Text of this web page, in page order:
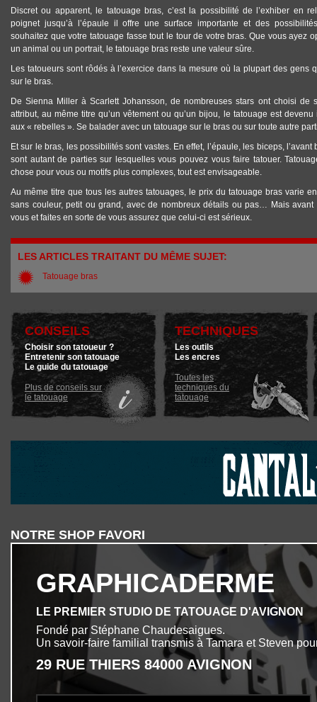
Discret ou apparent, le tatouage bras, c’est la possibilité de l’exhiber en
poignet jusqu’à l’épaule il offre une surface importante et des
souhaitez que votre tatouage fasse tout le tour de votre bras. Que vous ayez
un animal ou un portrait, le tatouage bras reste une valeur sûre.
Les tatoueurs sont rôdés à l’exercice dans la mesure où la plupart des gens
sur le bras.
De Sienna Miller à Scarlett Johansson, de nombreuses stars ont choisi de
attribut, au même titre qu’un vêtement ou qu’un bijou, le tatouage est
aux « rebelles ». Se balader avec un tatouage sur le bras ou sur toute autre
Et sur le bras, les possibilités sont vastes. En effet, l’épaule, les biceps,
sont autant de parties sur lesquelles vous pouvez vous faire tatouer.
chose pour vous ou motifs plus complexes, tout est envisageable.
Au même titre que tous les autres tatouages, le prix du tatouage bras varie
sans couleur, petit ou grand, avec de nombreux détails ou pas… Mais avant
vous et faites en sorte de vous assurez que celui-ci est sérieux.
LES ARTICLES TRAITANT DU MÊME SUJET:
Tatouage bras
CONSEILS
Choisir son tatoueur ?
Entretenir son tatouage
Le guide du tatouage
Plus de conseils sur
le tatouage
TECHNIQUES
Les outils
Les encres
Toutes les
techniques du
tatouage
NOTRE SHOP FAVORI
GRAPHICADERME
LE PREMIER STUDIO DE TATOUAGE D'AVIGNON
Fondé par Stéphane Chaudesaigues.
Un savoir-faire familial transmis à Tamara et Steven
29 RUE THIERS 84000 AVIGNON